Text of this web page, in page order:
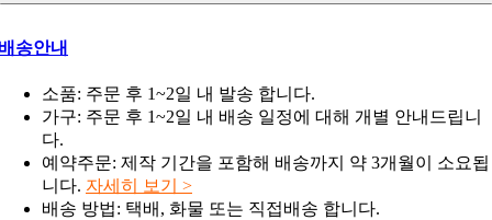
송안내
소품: 주문 후 1~2일 내 발송 합니다.
가구: 주문 후 1~2일 내 배송 일정에 대해 개별 안내드립니
다.
예약주문: 제작 기간을 포함해 배송까지 약 3개월이 소요됩
니다. 자세히 보기 >
배송 방법: 택배, 화물 또는 직접배송 합니다.